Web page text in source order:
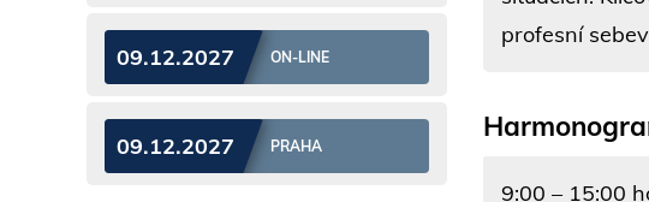
profesní
9:00 – 15:00
09.12.2027 ON-LINE
09.12.2027 PRAHA